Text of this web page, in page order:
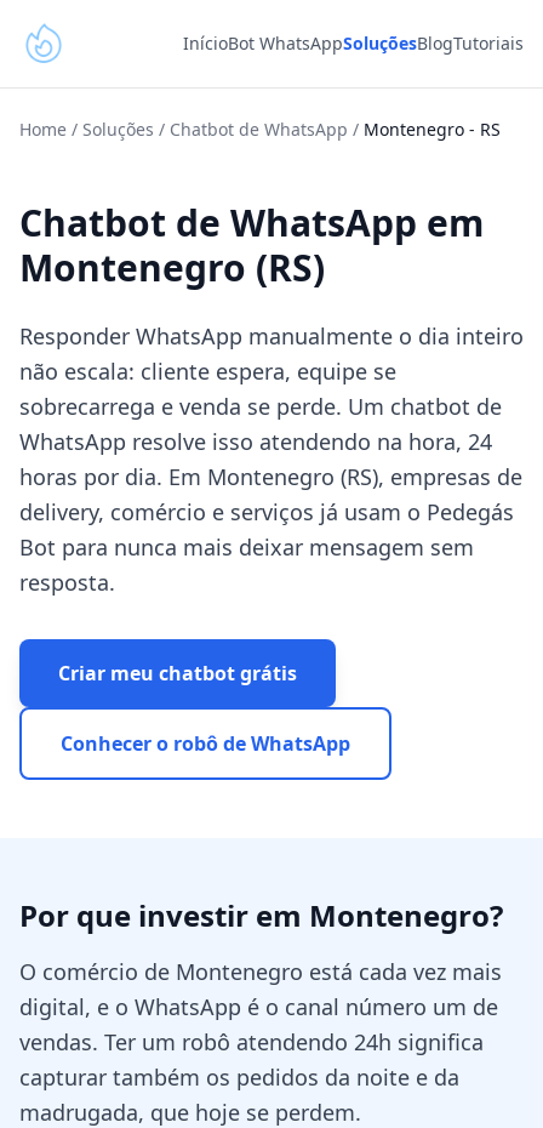
InícioBot WhatsAppSoluçõesBlogTutoriais
Home / Soluções / Chatbot de WhatsApp / Montenegro - RS
Chatbot de WhatsApp em
Montenegro (RS)
Responder WhatsApp manualmente o dia inteiro
não escala: cliente espera, equipe se
sobrecarrega e venda se perde. Um chatbot de
WhatsApp resolve isso atendendo na hora, 24
horas por dia. Em Montenegro (RS), empresas de
delivery, comércio e serviços já usam o Pedegás
Bot para nunca mais deixar mensagem sem
resposta.
Criar meu chatbot grátis
Conhecer o robô de WhatsApp
Por que investir em Montenegro?
O comércio de Montenegro está cada vez mais
digital, e o WhatsApp é o canal número um de
vendas. Ter um robô atendendo 24h significa
capturar também os pedidos da noite e da
madrugada, que hoje se perdem.